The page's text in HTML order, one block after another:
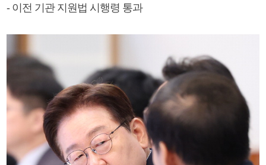
- 이전 기관 지원법 시행령 통과